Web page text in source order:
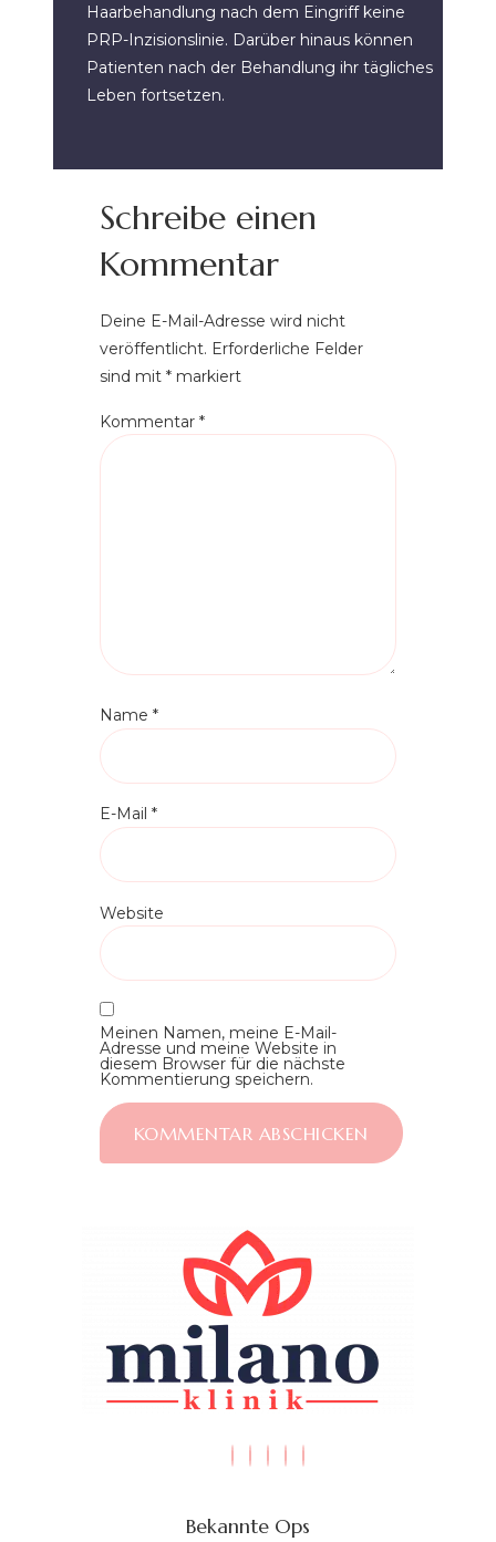
Haarbehandlung nach dem Eingriff keine
PRP-Inzisionslinie. Darüber hinaus können
Patienten nach der Behandlung ihr tägliches
Leben fortsetzen.
Schreibe einen
Kommentar
Deine E-Mail-Adresse wird nicht
veröffentlicht. Erforderliche Felder
sind mit *markiert
Kommentar *
Name *
E-Mail *
Website
Meinen Namen, meine E-Mail-
Adresse und meine Website in
diesem Browser für die nächste
Kommentierung speichern.
Bekannte Ops